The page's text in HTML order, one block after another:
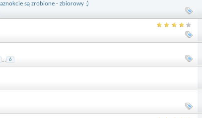
są zrobione - zbiorowy ;)
... 6